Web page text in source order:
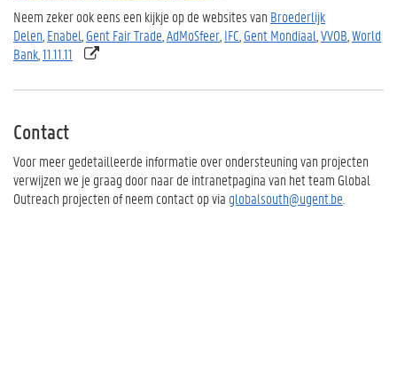
Neem zeker ook eens een kijkje op de websites van Broederlijk
Delen Enabel Gent Fair Trade AdMoSfeer IFC Gent Mondiaal VVOB World
Bank 11.11.11
Contact
Voor meer gedetailleerde informatie over ondersteuning van projecten
verwijzen we je graag door naar de intranetpagina van het team Global
Outreach projecten of neem contact op via globalsouth@ugent.be